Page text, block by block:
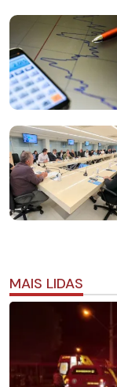
MAIS LIDAS